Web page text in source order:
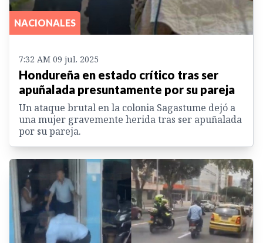
NACIONALES
7:32 AM 09 jul. 2025
Hondureña en estado crítico tras ser
apuñalada presuntamente por su pareja
Un ataque brutal en la colonia Sagastume dejó a
una mujer gravemente herida tras ser apuñalada
por su pareja.